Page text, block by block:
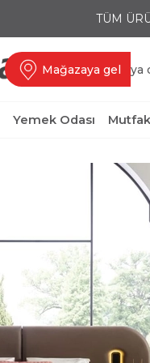
TÜM
Mağazaya gel ya
Yemek Odası Mutfak